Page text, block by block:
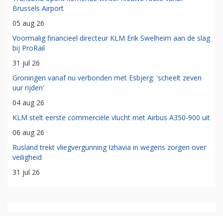
Brussels Airport
05 aug 26
Voormalig financieel directeur KLM Erik Swelheim aan de slag
bij ProRail
31 jul 26
Groningen vanaf nu verbonden met Esbjerg: 'scheelt zeven
uur rijden'
04 aug 26
KLM stelt eerste commerciële vlucht met Airbus A350-900 uit
06 aug 26
Rusland trekt vliegvergunning Izhavia in wegens zorgen over
veiligheid
31 jul 26